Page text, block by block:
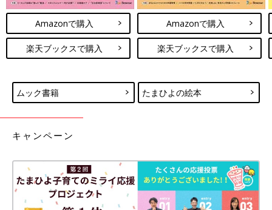
Amazonで購入
楽天ブックスで購入
Amazonで購入
楽天ブックスで購入
ムック書籍 たまひよの絵本
キャンペーン